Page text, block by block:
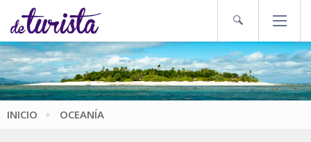
INICIO OCEANÍA